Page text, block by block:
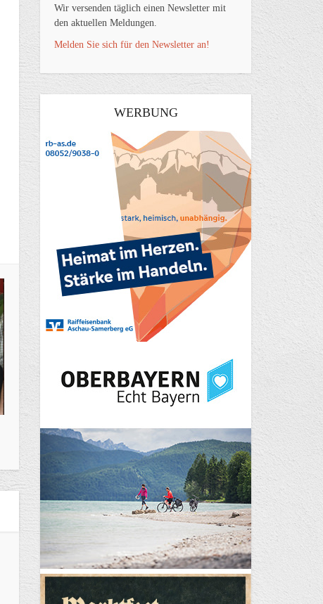
Wir versenden täglich einen Newsletter mit
den aktuellen Meldungen.
Melden Sie sich für den Newsletter an!
WERBUNG